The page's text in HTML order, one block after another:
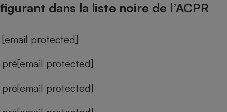
figurant dans la liste noire de l’ACPR
[email protected]
pré[email protected]
pré[email protected]